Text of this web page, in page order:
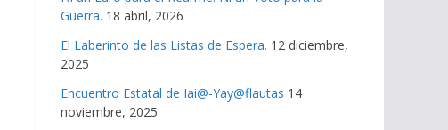
Guerra. 18 abril, 2026
El Laberinto de las Listas de Espera. 12 diciembre,
2025
Encuentro Estatal de Iai@-Yay@flautas 14
noviembre, 2025